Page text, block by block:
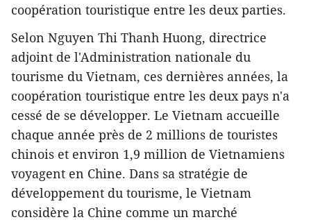
coopération touristique entre les deux parties.
Selon Nguyen Thi Thanh Huong, directrice
adjoint de l'Administration nationale du
tourisme du Vietnam, ces dernières années, la
coopération touristique entre les deux pays n'a
cessé ​de se développer. Le Vietnam accueille
chaque année près de 2 millions de touristes
chinois et environ 1,9 million de Vietnamiens
voyagent en Chine. Dans sa stratégie de
développement du tourisme, le Vietnam
considère la Chine comme un marché